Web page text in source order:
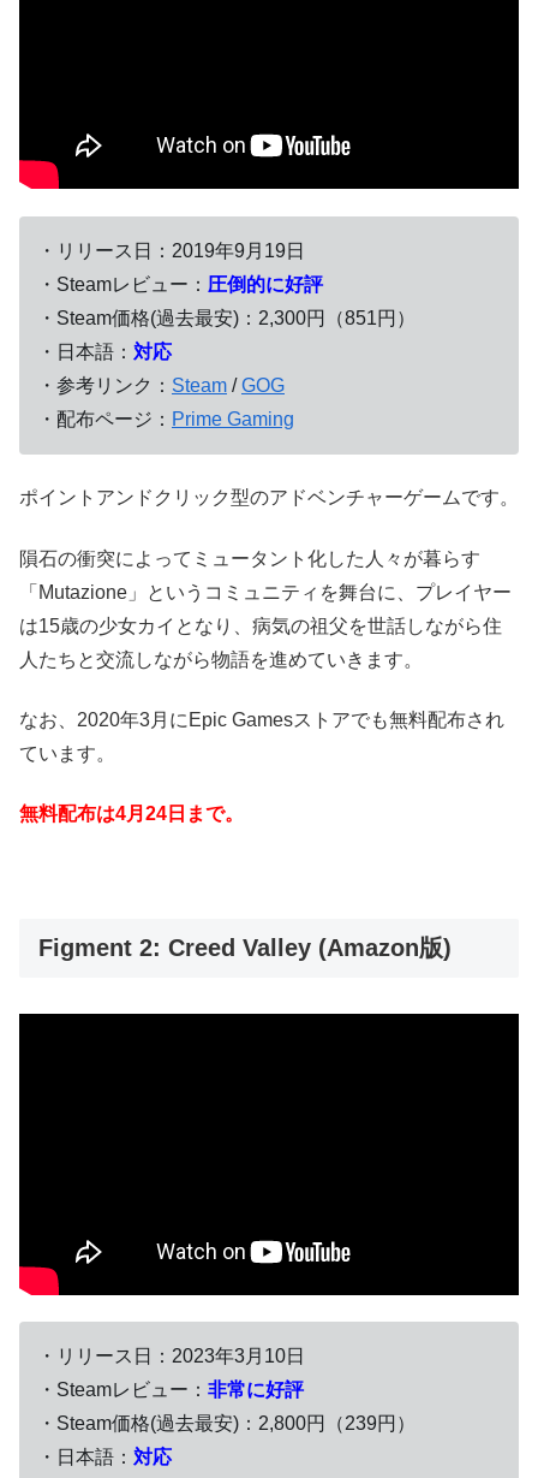
・リリース日：2019年9月19日
・Steamレビュー： 圧倒的に好評
・Steam価格(過去最安)：2,300円（851円）
・日本語： 対応
・参考リンク： Steam /GOG
・配布ページ： Prime Gaming
ポイントアンドクリック型のアドベンチャーゲームです。
隕石の衝突によってミュータント化した人々が暮らす
「Mutazione」というコミュニティを舞台に、プレイヤー
は15歳の少女カイとなり、病気の祖父を世話しながら住
人たちと交流しながら物語を進めていきます。
なお、2020年3月にEpic Gamesストアでも無料配布され
ています。
無料配布は4月24日まで。
Figment 2: Creed Valley (Amazon版)
・リリース日：2023年3月10日
・Steamレビュー： 非常に好評
・Steam価格(過去最安)：2,800円（239円）
・日本語： 対応